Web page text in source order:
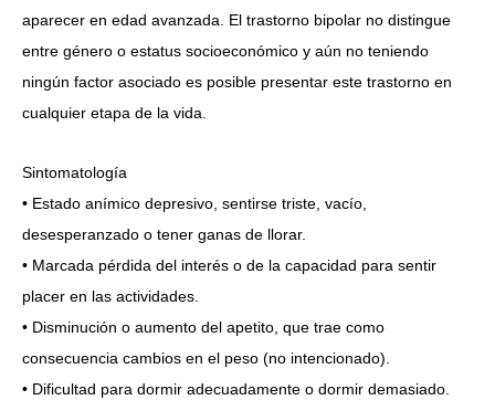
aparecer en edad avanzada. El trastorno bipolar no distingue
entre género o estatus socioeconómico y aún no teniendo
ningún factor asociado es posible presentar este trastorno en
cualquier etapa de la vida.
Sintomatología
• Estado anímico depresivo, sentirse triste, vacío,
desesperanzado o tener ganas de llorar.
• Marcada pérdida del interés o de la capacidad para sentir
placer en las actividades.
• Disminución o aumento del apetito, que trae como
consecuencia cambios en el peso (no intencionado).
• Dificultad para dormir adecuadamente o dormir demasiado.